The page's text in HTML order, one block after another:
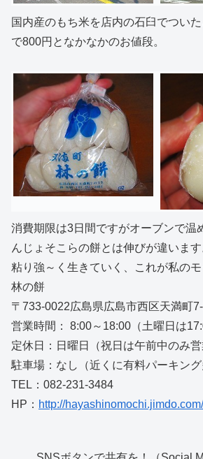
国内産のもち米を店内の石臼でつい
で800円となかなかのお値段。
消費期限は3日間ですがオーブンで温
んじょそこらの餅とは伸びが違います
粘り強～く生きていく、これが私のモ
林の餅
〒733-0022広島県広島市西区天満町
営業時間： 8:00～18:00（土曜日は
定休日：日曜日（祝日は午前中のみ営
駐車場：なし（近くに有料パーキング
TEL：082-231-3484
HP： http://hayashinomochi.jimdo.com/